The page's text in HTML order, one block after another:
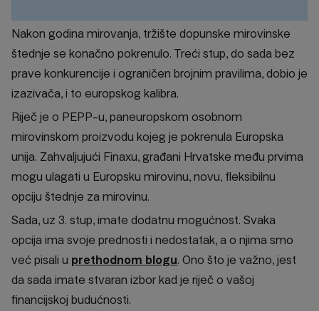
Nakon godina mirovanja, tržište dopunske mirovinske
štednje se konačno pokrenulo. Treći stup, do sada bez
prave konkurencije i ograničen brojnim pravilima, dobio je
izazivača, i to europskog kalibra.
Riječ je o PEPP-u, paneuropskom osobnom
mirovinskom proizvodu kojeg je pokrenula Europska
unija. Zahvaljujući Finaxu, građani Hrvatske među prvima
mogu ulagati u Europsku mirovinu, novu, fleksibilnu
opciju štednje za mirovinu.
Sada, uz 3. stup, imate dodatnu mogućnost. Svaka
opcija ima svoje prednosti i nedostatak, a o njima smo
već pisali u prethodnom blogu. Ono što je važno, jest
da sada imate stvaran izbor kad je riječ o vašoj
financijskoj budućnosti.